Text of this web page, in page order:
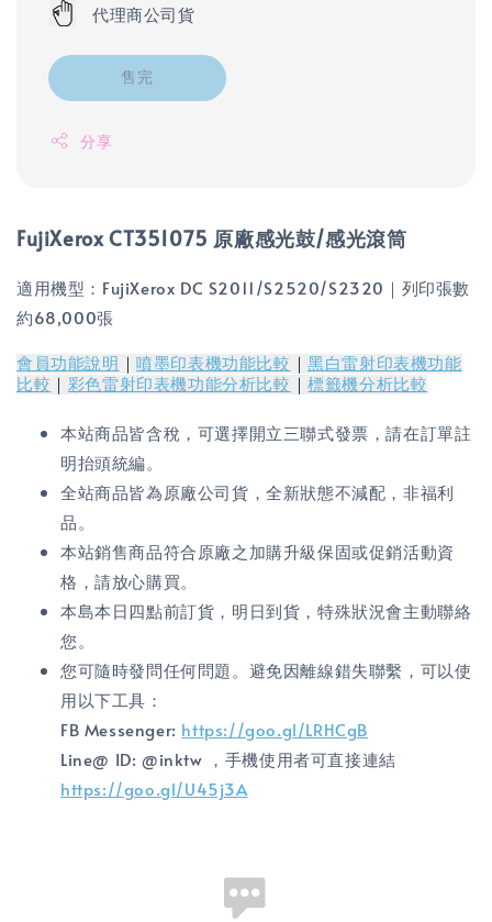
代理商公司貨
售完
分享
FujiXerox CT351075 原廠感光鼓/感光滾筒
適用機型：FujiXerox DC S2011/S2520/S2320｜列印張數
約68,000張
會員功能說明 ｜噴墨印表機功能比較 ｜黑白雷射印表機功能
比較 ｜ 彩色雷射印表機功能分析比較 ｜標籤機分析比較
本站商品皆含稅，可選擇開立三聯式發票，請在訂單註
明抬頭統編。
全站商品皆為原廠公司貨，全新狀態不減配，非福利
品。
本站銷售商品符合原廠之加購升級保固或促銷活動資
格，請放心購買。
本島本日四點前訂貨，明日到貨，特殊狀況會主動聯絡
您。
您可隨時發問任何問題。避免因離線錯失聯繫，可以使
用以下工具：
FB Messenger: https://goo.gl/LRHCgB
Line@ ID: @inktw ，手機使用者可直接連結
https://goo.gl/U45j3A